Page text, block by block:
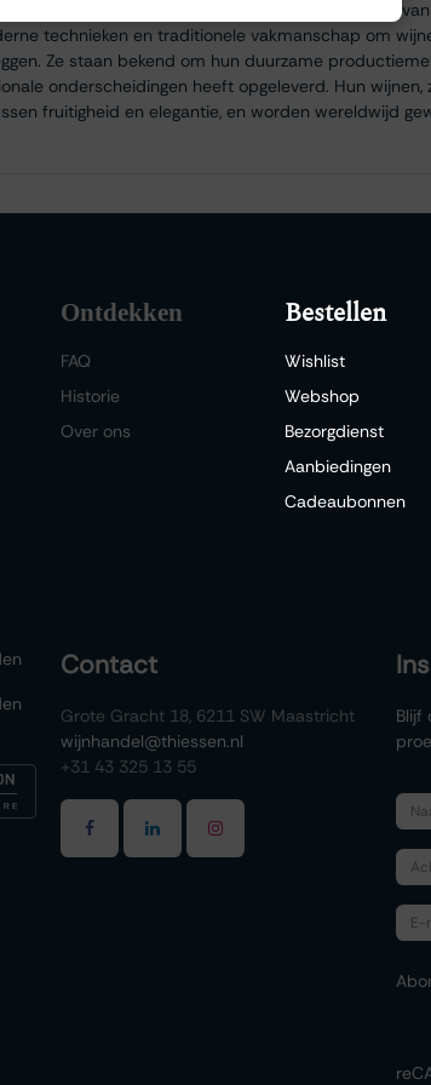
van druiven, met name door de combinatie van
technieken en traditionele vakmanschap om
Ze staan bekend om hun duurzame
onderscheidingen heeft opgeleverd. Hun wijnen,
fruitigheid en elegantie, en worden wereldwijd
Ontdekken
FAQ
Historie
Over ons
Bestellen
Wishlist
Webshop
Bezorgdienst
Aanbiedingen
Cadeaubonnen
Contact
Grote Gracht 18, 6211 SW Maastricht
wijnhandel@thiessen.nl
+31 43 325 13 55
Blijf